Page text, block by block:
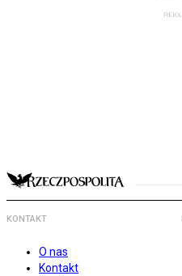
KONTAKT
O nas
Kontakt